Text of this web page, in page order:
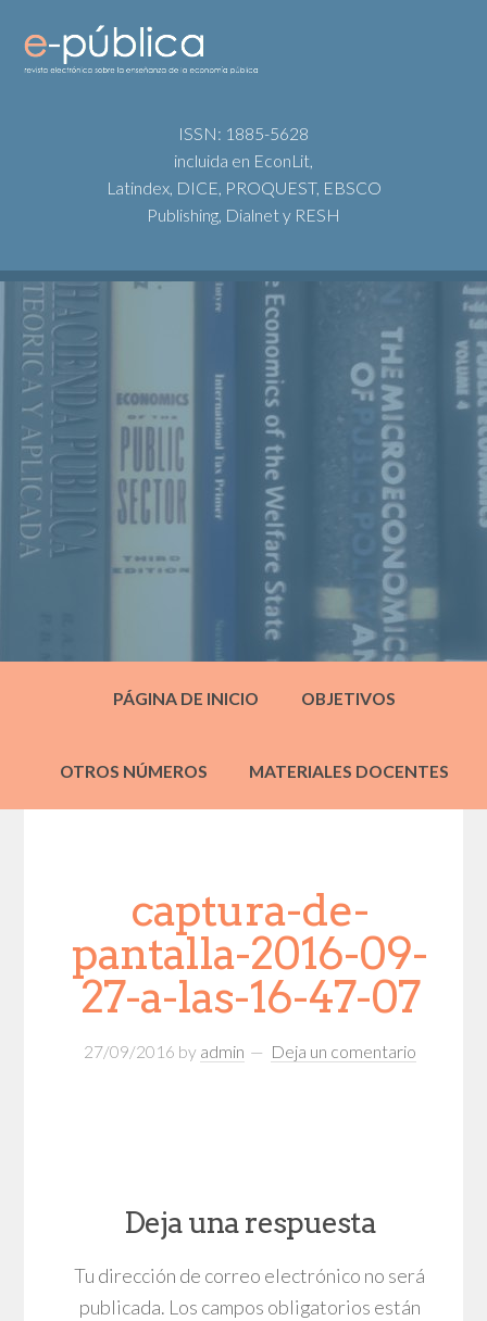
ISSN: 1885-5628
incluida en EconLit,
Latindex, DICE, PROQUEST, EBSCO
Publishing, Dialnet y RESH
PÁGINA DE INICIO OBJETIVOS
OTROS NÚMEROS MATERIALES DOCENTES
captura-de-
pantalla-2016-09-
27-a-las-16-47-07
27/09/2016 by admin Deja un comentario
Deja una respuesta
Tu dirección de correo electrónico no será
publicada. Los campos obligatorios están